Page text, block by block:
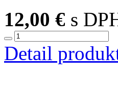
12,00 € s
Detail